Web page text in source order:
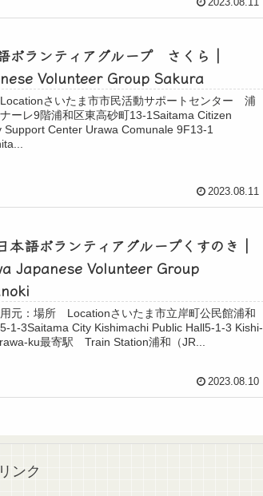
ボランティアグループ さくら｜
Volunteer Group Sakura
さいたま市市民活動サポートセンター 浦
ーレ9階浦和区東高砂町13-1Saitama Citizen
Support Center Urawa Comunale 9F13-1
2023.08.11
本語ボランティアグループくすのき｜
Japanese Volunteer Group
元：場所 Locationさいたま市立岸町公民館浦和
1-3Saitama City Kishimachi Public Hall5-1-3 Kishi-
ku最寄駅 Train Station浦和（JR...
2023.08.10
ンク